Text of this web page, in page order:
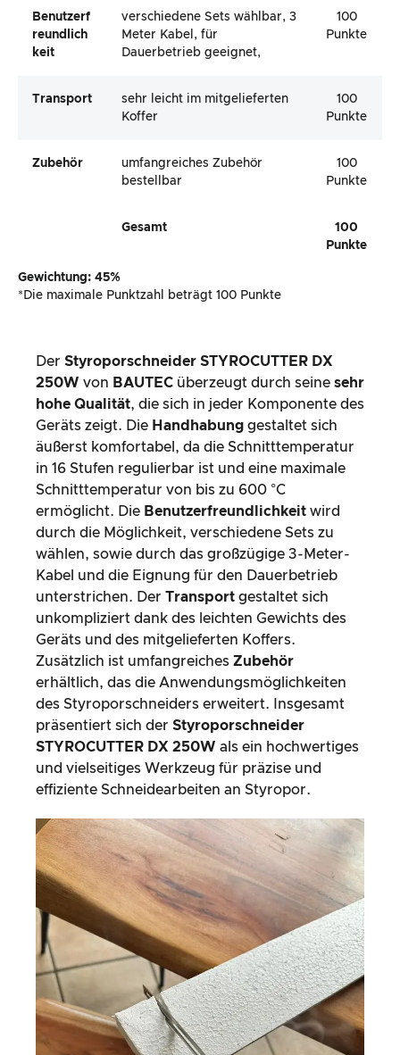
Benutzerf
Reundlich
Keit
verschiedene Sets wählbar, 3
Meter Kabel, für
Dauerbetrieb geeignet,
100
Punkte
Transport
sehr leicht im mitgelieferten
Koffer
100
Punkte
Zubehör
umfangreiches Zubehör
bestellbar
100
Punkte
Gesamt
100
Punkte
Gewichtung: 45%
*Die maximale Punktzahl beträgt 100 Punkte
Der Styroporschneider STYROCUTTER DX
250W von BAUTEC überzeugt durch seine sehr
hohe Qualität, die sich in jeder Komponente des
Geräts zeigt. Die Handhabung gestaltet sich
äußerst komfortabel, da die Schnitttemperatur
in 16 Stufen regulierbar ist und eine maximale
Schnitttemperatur von bis zu 600 °C
ermöglicht. Die Benutzerfreundlichkeit wird
durch die Möglichkeit, verschiedene Sets zu
wählen, sowie durch das großzügige 3-Meter-
Kabel und die Eignung für den Dauerbetrieb
unterstrichen. Der Transport gestaltet sich
unkompliziert dank des leichten Gewichts des
Geräts und des mitgelieferten Koffers.
Zusätzlich ist umfangreiches Zubehör
erhältlich, das die Anwendungsmöglichkeiten
des Styroporschneiders erweitert. Insgesamt
präsentiert sich der Styroporschneider
STYROCUTTER DX 250W als ein hochwertiges
und vielseitiges Werkzeug für präzise und
effiziente Schneidearbeiten an Styropor.